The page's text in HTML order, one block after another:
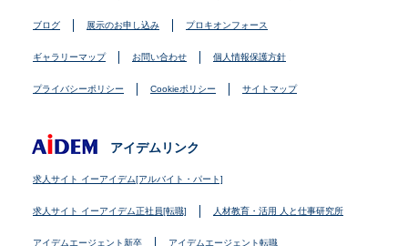
ブログ 展示のお申し込み プロキオンフォース
ギャラリーマップ お問い合わせ 個人情報保護方針
プライバシーポリシー Cookieポリシー サイトマップ
アイデムリンク
求人サイト イーアイデム[アルバイト・パート]
求人サイト イーアイデム正社員[転職] 人材教育・活用 人と仕事研究所
アイデムエージェント新卒 アイデムエージェント転職